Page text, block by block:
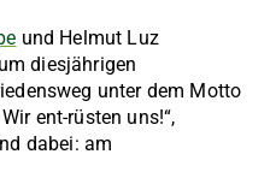
und Helmut Luz
diesjährigen
unter dem Motto
ent-rüsten uns!“,
dabei: am